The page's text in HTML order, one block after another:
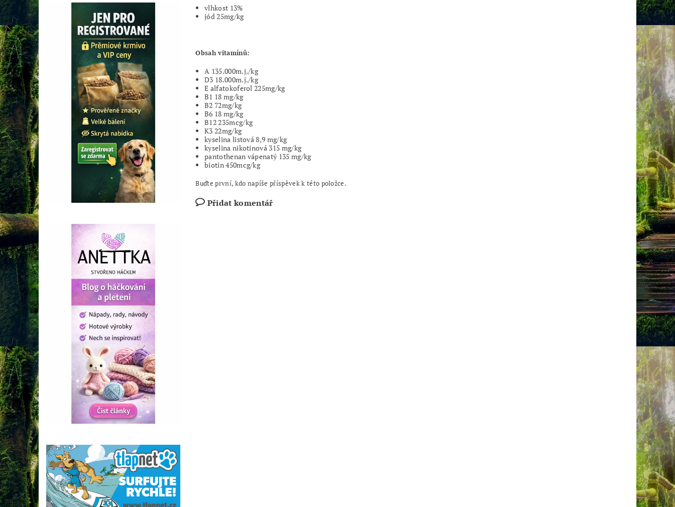
vlhkost 13%
jód 25mg/kg
Obsah vitamínů:
A 135.000m.j./kg
D3 18.000m.j./kg
E alfatokoferol 225mg/kg
B1 18 mg/kg
B2 72mg/kg
B6 18 mg/kg
B12 235mcg/kg
K3 22mg/kg
kyselina listová 8,9 mg/kg
kyselina nikotinová 315 mg/kg
pantothenan vápenatý 135 mg/kg
biotin 450mcg/kg
Buďte první, kdo napíše příspěvek k této položce.
Přidat komentář